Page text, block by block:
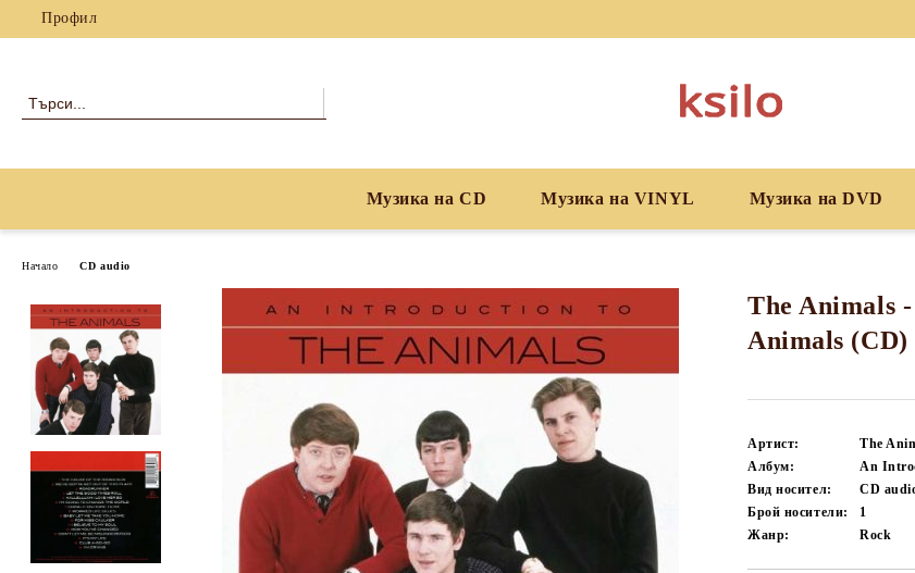
Профил
Музика на CD Музика на VINYL Музика на DVD
Начало CD audio
The Animals
Animals (CD)
Артист:
The
Албум:
An
Вид носител:
CD
Брой носители:
1
Жанр:
Rock